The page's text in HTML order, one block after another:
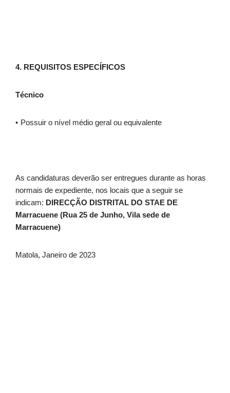
4. REQUISITOS ESPECÍFICOS
Técnico
Possuir o nível médio geral ou equivalente
As candidaturas deverão ser entregues durante as horas
normais de expediente, nos locais que a seguir se
indicam: DIRECÇÃO DISTRITAL DO STAE DE
Marracuene (Rua 25 de Junho, Vila sede de
Marracuene)
Matola, Janeiro de 2023